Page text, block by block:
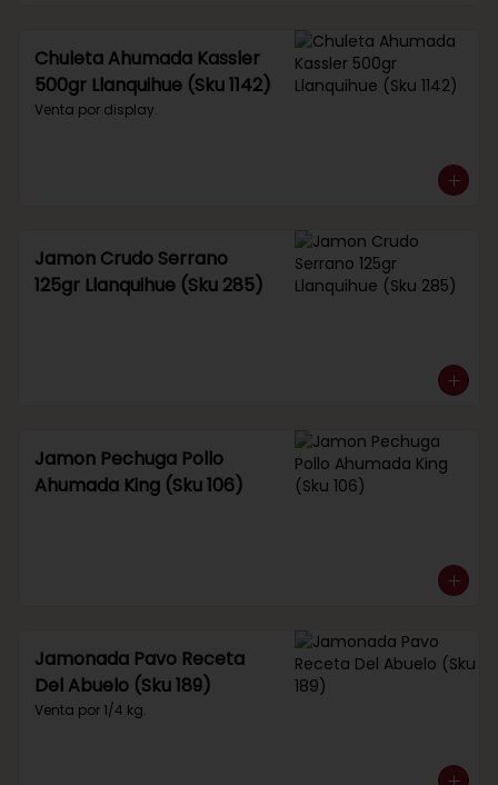
Chuleta Ahumada Kassler
500gr Llanquihue (Sku 1142)
Venta por display.
Jamon Crudo Serrano
125gr Llanquihue (Sku 285)
Jamon Pechuga Pollo
Ahumada King (Sku 106)
Jamonada Pavo Receta
Del Abuelo (Sku 189)
Venta por 1/4 kg.